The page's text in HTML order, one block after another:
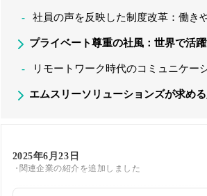
社員の声を反映した制度改革：働き
プライベート尊重の社風：世界で活
リモートワーク時代のコミュニケー
エムスリーソリューションズが求め
2025年6月23日
関連企業の紹介を追加しました